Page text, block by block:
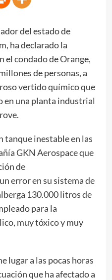
del estado de
ha declarado la
el condado de Orange,
de personas, a
vertido químico que
en una planta industrial
tanque inestable en las
GKN Aerospace que
de
error en su sistema de
130.000 litros de
para la
muy tóxico y muy
lugar a las pocas horas
que ha afectado a